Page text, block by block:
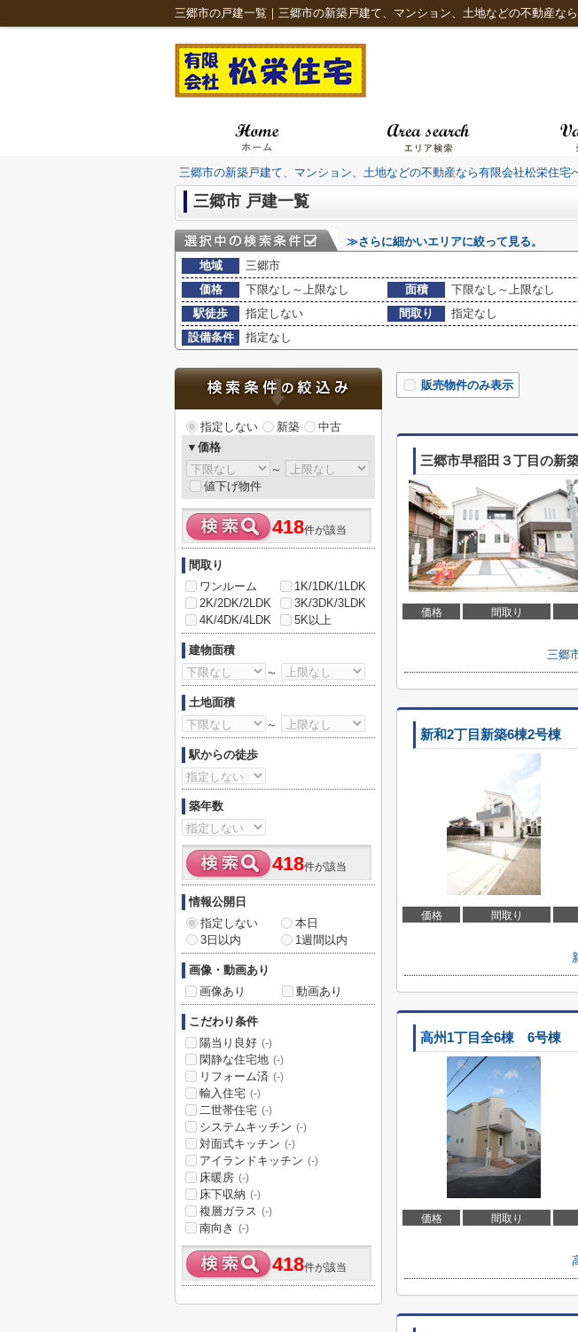
三郷市の戸建一覧｜三郷市の新築戸建て、マンション、土地などの不動産な
三郷市の新築戸建て、マンション、土地などの不動産なら有限会社松栄住宅
三郷市 戸建一覧
≫さらに細かいエリアに絞って見る。
地域
三郷市
価格
下限なし～上限なし 面積 下限なし～上限なし
駅徒歩
指定しない 間取り
指定なし
設備条件
指定なし
販売物件のみ表示
三郷市早稲田３丁目の新
価格 間取り
三郷
新和2丁目新築6棟2号棟
価格 間取り
高州1丁目全6棟 6号棟
価格 間取り
指定しない 新築
中古
▼価格
～
値下げ物件
418件が該当
間取り
ワンルーム
1K/1DK/1LDK
2K/2DK/2LDK
3K/3DK/3LDK
4K/4DK/4LDK
5K以上
建物面積
～
土地面積
～
駅からの徒歩
築年数
418件が該当
情報公開日
指定しない
本日
3日以内
1週間以内
画像・動画あり
画像あり
動画あり
こだわり条件
陽当り良好 (-)
閑静な住宅地 (-)
リフォーム済 (-)
輸入住宅 (-)
二世帯住宅 (-)
システムキッチン (-)
対面式キッチン (-)
アイランドキッチン (-)
床暖房 (-)
床下収納 (-)
複層ガラス (-)
南向き (-)
418件が該当